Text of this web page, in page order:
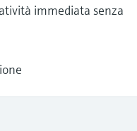
immediata senza